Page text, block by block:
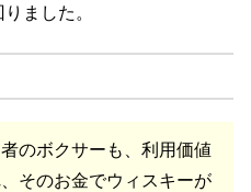
ました。
のボクサーも、利用価値
そのお金でウィスキーが